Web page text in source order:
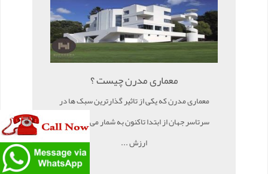
معماری مدرن چیست ؟
معماری مدرن که یکی از تاثیر گذارترین سبک ها در
سرتاسر جهان از ابتدا تاکنون به شمار می رود دارای
ارزش ...